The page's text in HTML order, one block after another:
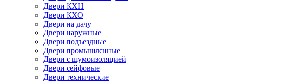
Двери КХН
Двери КХО
Двери на дачу
Двери наружные
Двери подъездные
Двери промышленные
Двери с шумоизоляцией
Двери сейфовые
Двери технические